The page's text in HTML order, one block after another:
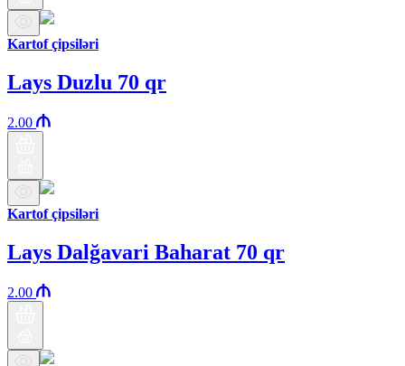
Kartof çipsiləri
Lays Duzlu 70 qr
2.00
Kartof çipsiləri
Lays Dalğavari Baharat 70 qr
2.00